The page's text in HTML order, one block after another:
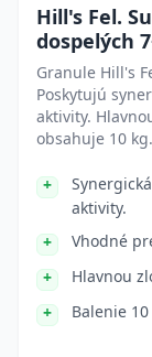
Hill's Fel.
dospelých
Granule Hill's
Poskytujú
aktivity.
obsahuje 10 kg.
aktivity.
Vhodné
Hlavnou
Balenie